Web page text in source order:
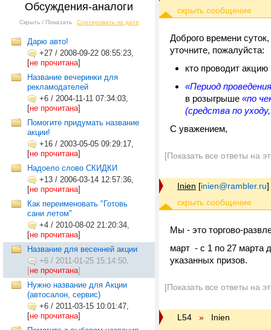
Обсуждения-аналоги
Скрыть / Показать Сортировать по дате
Дарю авто!
+27 / 2008-09-22 08:55:23,
[не прочитана]
Название вечеринки для
рекламодателей
+6 / 2004-11-11 07:34:03,
[не прочитана]
Помогите придумать название
акции!
+16 / 2003-05-05 09:29:17,
[не прочитана]
Надоело слово СКИДКИ
+13 / 2006-03-14 12:57:36,
[не прочитана]
Как переименовать "Готовь
сани летом"
+4 / 2010-08-02 21:20:34,
[не прочитана]
Название для весенней акции
+6 / 2011-01-25 15:14:50,
[не прочитана]
Нужно название для Акции
(автосалон, сервис)
+6 / 2011-03-15 10:01:47,
[не прочитана]
Доброго времени суток,
уточните, пожалуйста:
кто проводит
«Период
в розыгрыше «по
(средства по
С уважением,
[Показать все ответы на
Inien [inien@rambler.ru]
Мы - это торгово-
март - с 1 по 27 марта
указанных призов.
[Показать все ответы на
L54 » Inien